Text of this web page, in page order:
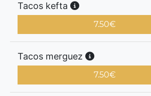
Tacos kefta
7.50€
Tacos merguez
7.50€